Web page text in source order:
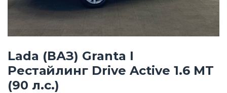
Lada (ВАЗ) Granta I
Рестайлинг Drive Active 1.6 MT
(90 л.с.)